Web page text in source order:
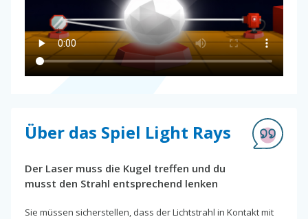
Über das Spiel Light Rays
Der Laser muss die Kugel treffen und du
musst den Strahl entsprechend lenken
Sie müssen sicherstellen, dass der Lichtstrahl in Kontakt mit